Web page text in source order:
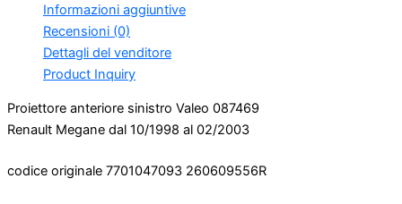
Informazioni aggiuntive
Recensioni (0)
Dettagli del venditore
Product Inquiry
Proiettore anteriore sinistro Valeo 087469
Renault Megane dal 10/1998 al 02/2003
codice originale 7701047093 260609556R